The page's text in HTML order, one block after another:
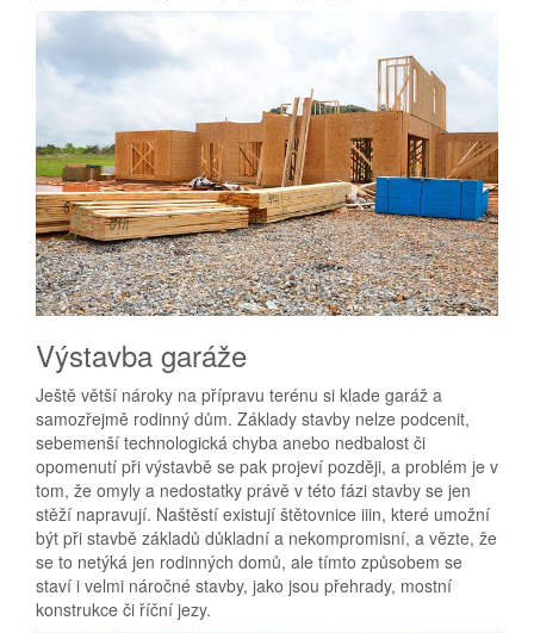
Výstavba garáže
Ještě větší nároky na přípravu terénu si klade garáž a
samozřejmě rodinný dům. Základy stavby nelze podcenit,
sebemenší technologická chyba anebo nedbalost či
opomenutí při výstavbě se pak projeví později, a problém je v
tom, že omyly a nedostatky právě v této fázi stavby se jen
stěží napravují. Naštěstí existují štětovnice iiin, které umožní
být při stavbě základů důkladní a nekompromisní, a vězte, že
se to netýká jen rodinných domů, ale tímto způsobem se
staví i velmi náročné stavby, jako jsou přehrady, mostní
konstrukce či říční jezy.